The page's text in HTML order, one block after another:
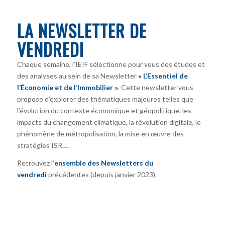
LA NEWSLETTER DE
VENDREDI
Chaque semaine, l’IEIF sélectionne pour vous des études et
des analyses au sein de sa Newsletter « L’Essentiel de
l’Économie et de l’Immobilier ». Cette newsletter vous
propose d’explorer des thématiques majeures telles que
l’évolution du contexte économique et géopolitique, les
impacts du changement climatique, la révolution digitale, le
phénomène de métropolisation, la mise en œuvre des
stratégies ISR….
Retrouvez l’ensemble des Newsletters du
vendredi précédentes (depuis janvier 2023).